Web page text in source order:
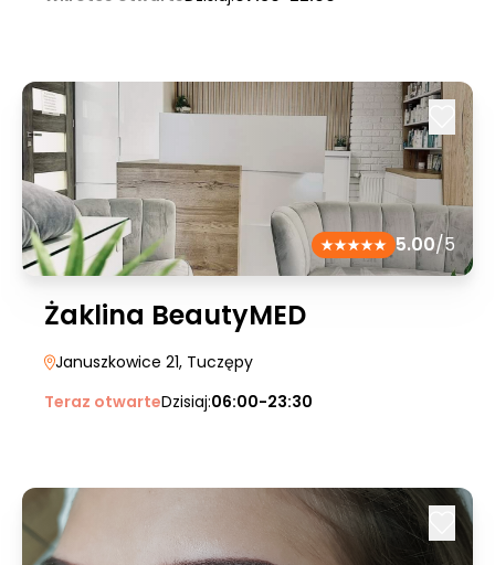
5.00/5
Żaklina BeautyMED
Januszkowice 21, Tuczępy
Teraz otwarteDzisiaj:06:00-23:30